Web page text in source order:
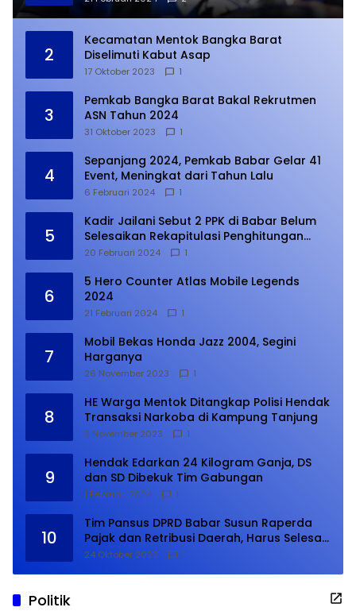
2
Kecamatan Mentok Bangka Barat
Diselimuti Kabut Asap
17 Oktober 2023 1
3
Pemkab Bangka Barat Bakal Rekrutmen
ASN Tahun 2024
31 Oktober 2023 1
4
Sepanjang 2024, Pemkab Babar Gelar 41
Event, Meningkat dari Tahun Lalu
6 Februari 2024 1
5
Kadir Jailani Sebut 2 PPK di Babar Belum
Selesaikan Rekapitulasi Penghitungan
Suara
20 Februari 2024 1
6
5 Hero Counter Atlas Mobile Legends
2024
21 Februari 2024 1
7
Mobil Bekas Honda Jazz 2004, Segini
Harganya
26 November 2023 1
8
HE Warga Mentok Ditangkap Polisi Hendak
Transaksi Narkoba di Kampung Tanjung
9 November 2023 1
9
Hendak Edarkan 24 Kilogram Ganja, DS
dan SD Dibekuk Tim Gabungan
1 Februari 2024 1
10
Tim Pansus DPRD Babar Susun Raperda
Pajak dan Retribusi Daerah, Harus Selesai
Januari 2024
24 Oktober 2023 1
Politik